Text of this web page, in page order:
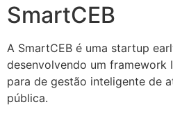
SmartCEB
A SmartCEB é uma startup
desenvolvendo um framework
para de gestão inteligente de
pública.